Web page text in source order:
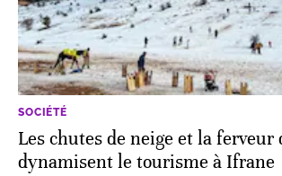
SOCIÉTÉ
Les chutes de neige et la ferveur
dynamisent le tourisme à Ifrane